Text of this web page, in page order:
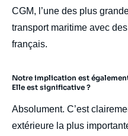
CGM, l’une des plus
transport maritime avec
français.
Notre implication est
Elle est significative ?
Absolument. C’est
extérieure la plus